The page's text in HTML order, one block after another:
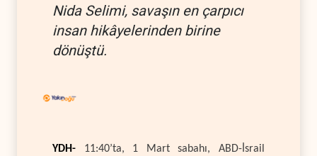
Nida Selimi, savaşın en çarpıcı
insan hikâyelerinden birine
dönüştü.
YDH- 11:40’ta, 1 Mart sabahı, ABD-İsrail